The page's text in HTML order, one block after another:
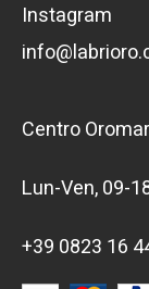
Instagram
Centro
Lun-Ven, 09-
+39 0823 16